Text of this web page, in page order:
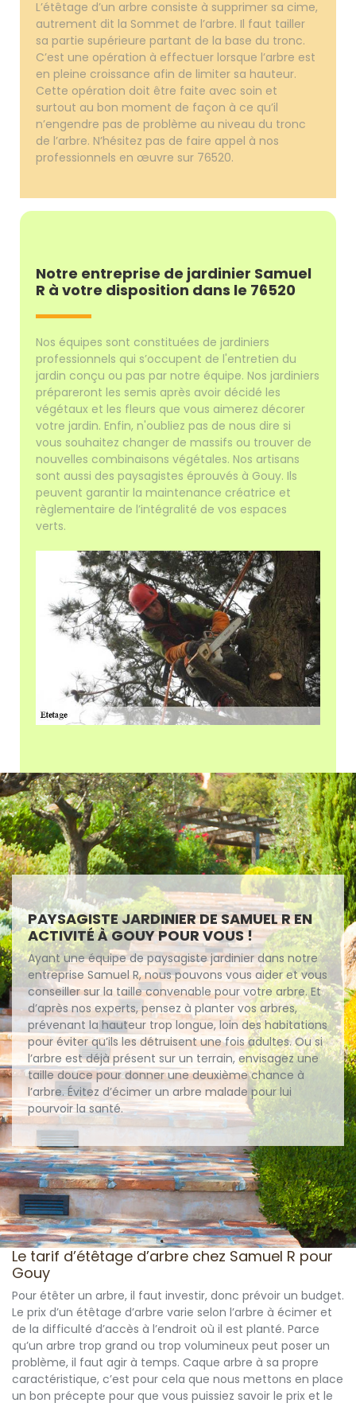
L’étêtage d’un arbre consiste à supprimer sa cime,
autrement dit la Sommet de l’arbre. Il faut tailler
sa partie supérieure partant de la base du tronc.
C’est une opération à effectuer lorsque l’arbre est
en pleine croissance afin de limiter sa hauteur.
Cette opération doit être faite avec soin et
surtout au bon moment de façon à ce qu’il
n’engendre pas de problème au niveau du tronc
de l’arbre. N’hésitez pas de faire appel à nos
professionnels en œuvre sur 76520.
Notre entreprise de jardinier Samuel
R à votre disposition dans le 76520
Nos équipes sont constituées de jardiniers
professionnels qui s’occupent de l'entretien du
jardin conçu ou pas par notre équipe. Nos jardiniers
prépareront les semis après avoir décidé les
végétaux et les fleurs que vous aimerez décorer
votre jardin. Enfin, n'oubliez pas de nous dire si
vous souhaitez changer de massifs ou trouver de
nouvelles combinaisons végétales. Nos artisans
sont aussi des paysagistes éprouvés à Gouy. Ils
peuvent garantir la maintenance créatrice et
règlementaire de l’intégralité de vos espaces
verts.
PAYSAGISTE JARDINIER DE SAMUEL R EN
ACTIVITÉ À GOUY POUR VOUS !
Ayant une équipe de paysagiste jardinier dans notre
entreprise Samuel R, nous pouvons vous aider et vous
conseiller sur la taille convenable pour votre arbre. Et
d’après nos experts, pensez à planter vos arbres,
prévenant la hauteur trop longue, loin des habitations
pour éviter qu’ils les détruisent une fois adultes. Ou si
l’arbre est déjà présent sur un terrain, envisagez une
taille douce pour donner une deuxième chance à
l’arbre. Évitez d’écimer un arbre malade pour lui
pourvoir la santé.
Le tarif d’étêtage d’arbre chez Samuel R pour
Gouy
Pour étêter un arbre, il faut investir, donc prévoir un budget.
Le prix d’un étêtage d’arbre varie selon l’arbre à écimer et
de la difficulté d’accès à l’endroit où il est planté. Parce
qu’un arbre trop grand ou trop volumineux peut poser un
problème, il faut agir à temps. Caque arbre à sa propre
caractéristique, c’est pour cela que nous mettons en place
un bon précepte pour que vous puissiez savoir le prix et le